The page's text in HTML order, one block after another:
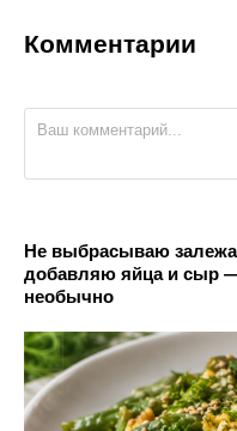
Комментарии
Не выбрасываю
добавляю яйца и сыр
необычно